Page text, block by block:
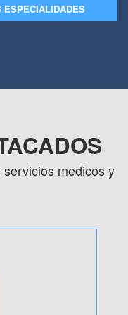
ESPECIALIDADES
medicos y